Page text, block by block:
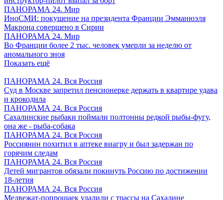
ПАНОРАМА 24. Мир
ИноСМИ: покушение на президента Франции Эмманюэля
Макрона совершено в Сирии
ПАНОРАМА 24. Мир
Во Франции более 2 тыс. человек умерли за неделю от
аномального зноя
Показать ещё
ПАНОРАМА 24. Вся Россия
Суд в Москве запретил пенсионерке держать в квартире удава
и крокодила
ПАНОРАМА 24. Вся Россия
Сахалинские рыбаки поймали полтонны редкой рыбы-фугу,
она же - рыба-собака
ПАНОРАМА 24. Вся Россия
Россиянин похитил в аптеке виагру и был задержан по
горячим следам
ПАНОРАМА 24. Вся Россия
Детей мигрантов обязали покинуть Россию по достижении
18-летия
ПАНОРАМА 24. Вся Россия
Медвежат-попрошаек удалили с трассы на Сахалине